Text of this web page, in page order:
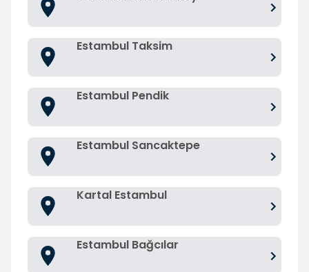
Estambul Taksim
Estambul Pendik
Estambul Sancaktepe
Kartal Estambul
Estambul Bağcılar